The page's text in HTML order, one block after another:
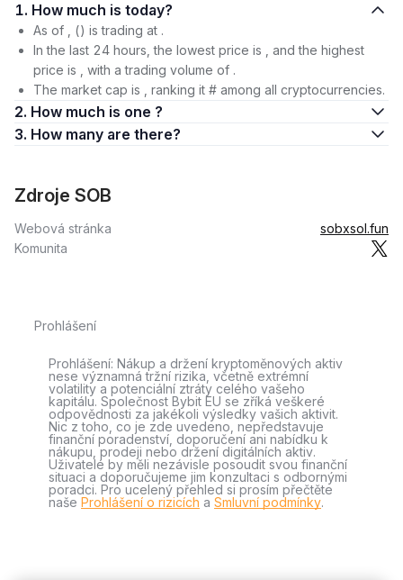
1. How much is today?
As of , () is trading at .
In the last 24 hours, the lowest price is , and the highest
price is , with a trading volume of .
The market cap is , ranking it # among all cryptocurrencies.
2. How much is one ?
3. How many are there?
Zdroje SOB
Webová stránka
sobxsol.fun
Komunita
Prohlášení
Prohlášení: Nákup a držení kryptoměnových aktiv
nese významná tržní rizika, včetně extrémní
volatility a potenciální ztráty celého vašeho
kapitálu. Společnost Bybit EU se zříká veškeré
odpovědnosti za jakékoli výsledky vašich aktivit.
Nic z toho, co je zde uvedeno, nepředstavuje
finanční poradenství, doporučení ani nabídku k
nákupu, prodeji nebo držení digitálních aktiv.
Uživatelé by měli nezávisle posoudit svou finanční
situaci a doporučujeme jim konzultaci s odbornými
poradci. Pro ucelený přehled si prosím přečtěte
naše Prohlášení o rizicích a Smluvní podmínky.